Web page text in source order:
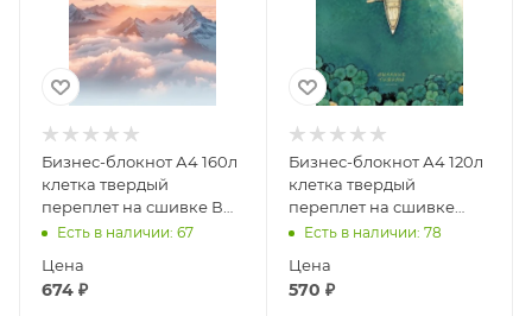
Бизнес-блокнот А4 160л
клетка твердый
переплет на сшивке В
моменте
Есть в наличии: 67
Цена
674 ₽
Бизнес-блокнот А4 120л
клетка твердый
переплет на сшивке
Дыхание тишины
Есть в наличии: 78
Цена
570 ₽